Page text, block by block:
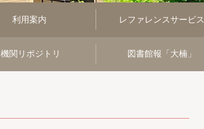
利用案内 レファレンスサービス
機関リポジトリ 図書館報「大楠」